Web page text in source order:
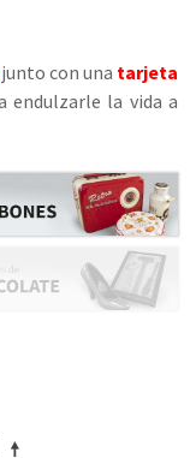
junto con una tarjeta
endulzarle la vida a